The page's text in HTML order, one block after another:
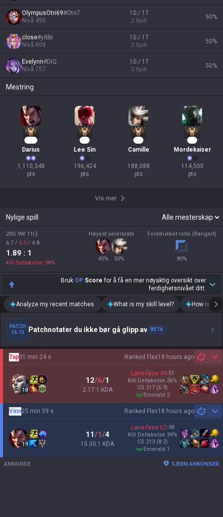
OlympusOtri69#Otri7
Nivå 490
1S / 1T
2 Spill
50%
close#yibbi
Nivå 808
1S / 1T
2 Spill
50%
Evelynn#DIQ
Nivå 757
1S / 1T
2 Spill
50%
Mestring
Darius
1,110,348
pts
Lee Sin
196,424
pts
Camille
188,088
pts
Mordekaiser
114,500
pts
Vis mer
Nylige spill
20G 9W 11L}
6.7 / 6.0 / 4.8
1.89 : 1
Kill Deltakelse 38%
Høyest seiersrate
45% 50%
Foretrukket rolle (Rangert)
80%
Bruk OP Score for å få en mer nøyaktig oversikt over
ferdighetsnivået ditt.
Analyze my recent matches. What is my skill level? How is my
PATCH
16.15
Patchnotater du ikke bør gå glipp av BETA
Ranked Flex18 hours ago
Tap31 min 24 s
18
12/6/1
2.17:1 KDA
Lane-fase 49:51
Kill Deltakelse 36%
CS 217 (6.9)
emerald 2
Ranked Flex18 hours ago
Vinn25 min 59 s
19
11/1/4
15.00:1 KDA
Lane-fase 62:38
Kill Deltakelse 34%
CS 213 (8.2)
emerald 1
ANNONSE FJERN ANNONSER